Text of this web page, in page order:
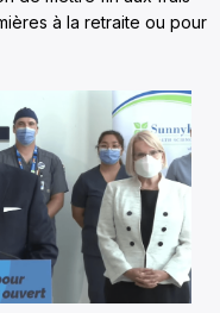
à la retraite ou pour